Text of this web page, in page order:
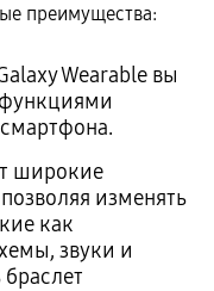
преимущества:
Wearable вы
широкие
изменять
как
звуки и